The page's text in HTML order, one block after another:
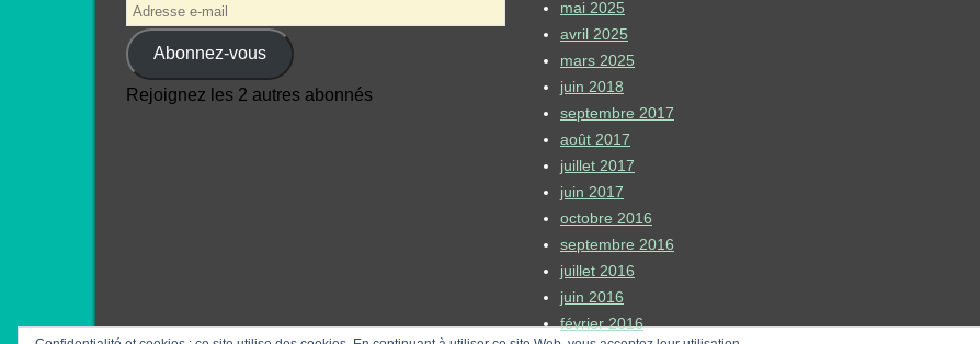
Adresse
e-
mail Abonnez-vous
Rejoignez les 2 autres abonnés
mai 2025
avril 2025
mars 2025
juin 2018
septembre 2017
août 2017
juillet 2017
juin 2017
octobre 2016
septembre 2016
juillet 2016
juin 2016
février 2016